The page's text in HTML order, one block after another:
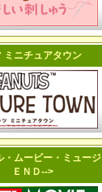
ミニチュアタウン
・ムービー・ミュージ
ＥＮＤ-->